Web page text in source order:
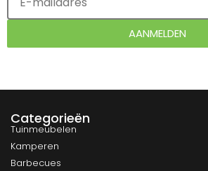
AANMELDEN
Categorieën
Tuinmeubelen
Kamperen
Barbecues